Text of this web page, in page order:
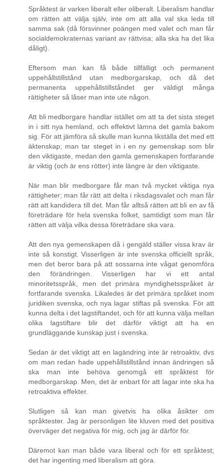
Språktest är varken liberalt eller oliberalt. Liberalism handlar
om rätten att välja själv, inte om att alla val ska leda till
samma sak (då försvinner poängen med valet och man får
socialdemokraternas variant av rättvisa; alla ska ha det lika
dåligt).
Eftersom man kan få både tillfälligt och permanent
uppehållstillstånd utan medborgarskap, och då det
permanenta uppehållstillståndet ger väldigt många
rättigheter så låser man inte ute någon.
Att bli medborgare handlar istället om att ta det sista steget
in i sitt nya hemland, och effektivt lämna det gamla bakom
sig. För att jämföra så skulle man kunna likställa det med ett
äktenskap; man tar steget in i en ny gemenskap som blir
den viktigaste, medan den gamla gemenskapen fortfarande
är viktig (och är ens rötter) inte längre är den viktigaste.
När man blir medborgare får man två mycket viktiga nya
rättigheter; man får rätt att delta i riksdagsvalet och man får
rätt att kandidera till det. Man får alltså rätten att bli en av få
företrädare för hela svenska folket, samtidigt som man får
rätten att välja vilka dessa företrädare ska vara.
Att den nya gemenskapen då i gengäld ställer vissa krav är
inte så konstigt. Visserligen är inte svenska officiellt språk,
men det beror bara på att sossarna inte vågat genomföra
den förändringen. Visserligen har vi ett antal
minoritetsspråk, men det primära myndighetsspråket är
fortfarande svenska. Likaledes är det primära språket inom
juridiken svenska, och nya lagar stiftas på svenska. För att
kunna delta i det lagstiftandet, och för att kunna välja mellan
olika lagstiftare blir det därför viktigt att ha en
grundläggande kunskap just i svenska.
Sedan är det viktigt att en lagändring inte är retroaktiv, dvs
om man redan hade uppehållstillstånd innan ändringen så
ska man inte behöva genomgå ett språktest för
medborgarskap. Men, det är enbart för att lagar inte ska ha
retroaktiva effekter.
Slutligen så kan man givetvis ha olika åsikter om
språktester. Jag är personligen lite kluven med det positiva
överväger det negativa för mig, och jag är därför för.
Däremot kan man både vara liberal och för ett språktest;
det har ingenting med liberalism att göra.